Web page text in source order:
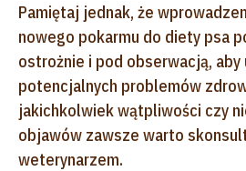
Pamiętaj jednak, że
nowego pokarmu do diety psa
ostrożnie i pod obserwacją, aby
potencjalnych problemów
jakichkolwiek wątpliwości czy
objawów zawsze warto
weterynarzem.